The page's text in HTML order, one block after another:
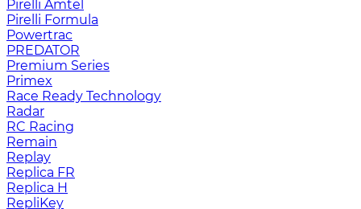
Pirelli Amtel
Pirelli Formula
Powertrac
PREDATOR
Premium Series
Primex
Race Ready Technology
Radar
RC Racing
Remain
Replay
Replica FR
Replica H
RepliKey